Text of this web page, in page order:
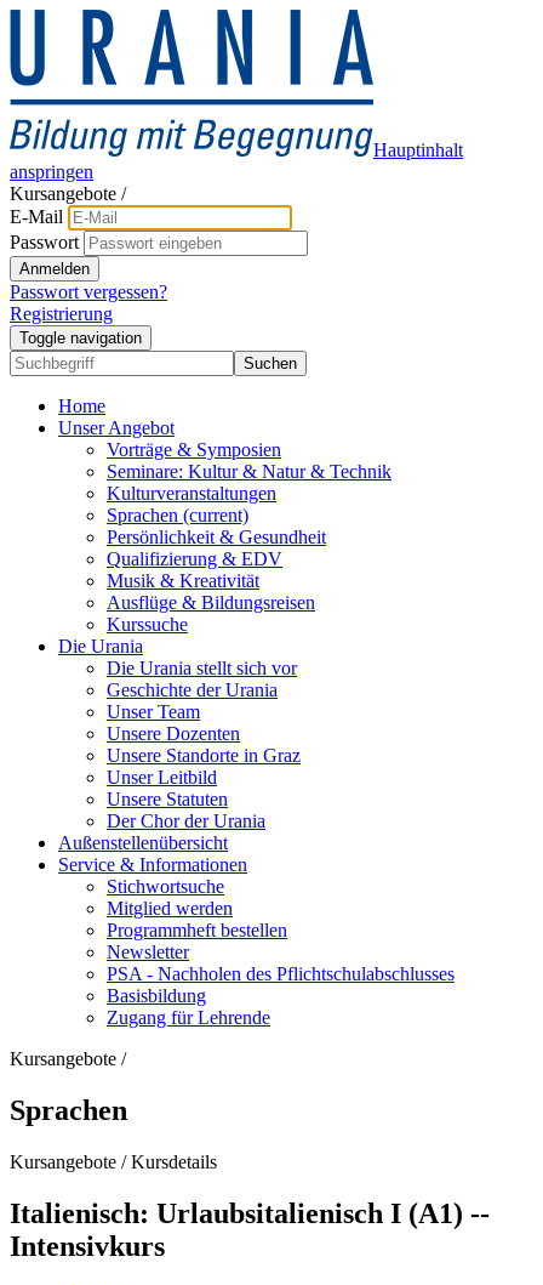
Hauptinhalt
anspringen
Kursangebote /
E-Mail
Passwort
Anmelden
Passwort vergessen?
Registrierung
Toggle navigation
Suchen
Home
Unser Angebot
Vorträge & Symposien
Seminare: Kultur & Natur & Technik
Kulturveranstaltungen
Sprachen (current)
Persönlichkeit & Gesundheit
Qualifizierung & EDV
Musik & Kreativität
Ausflüge & Bildungsreisen
Kurssuche
Die Urania
Die Urania stellt sich vor
Geschichte der Urania
Unser Team
Unsere Dozenten
Unsere Standorte in Graz
Unser Leitbild
Unsere Statuten
Der Chor der Urania
Außenstellenübersicht
Service & Informationen
Stichwortsuche
Mitglied werden
Programmheft bestellen
Newsletter
PSA - Nachholen des Pflichtschulabschlusses
Basisbildung
Zugang für Lehrende
Kursangebote /
Sprachen
Kursangebote /Kursdetails
Italienisch: Urlaubsitalienisch I (A1) --
Intensivkurs